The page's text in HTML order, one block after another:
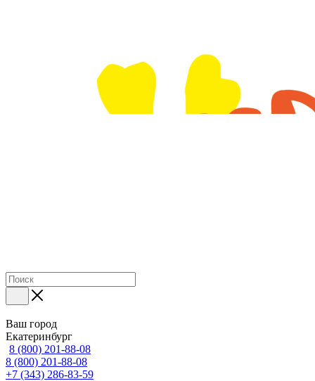
Ваш город
Екатеринбург
8 (800) 201-88-08
8 (800) 201-88-08
+7 (343) 286-83-59